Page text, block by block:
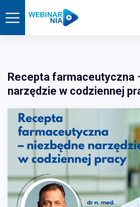
Recepta farmaceutyczna
narzędzie w codziennej